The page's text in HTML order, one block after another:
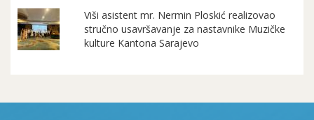
Viši asistent mr. Nermin Ploskić realizovao
stručno usavršavanje za nastavnike Muzičke
kulture Kantona Sarajevo